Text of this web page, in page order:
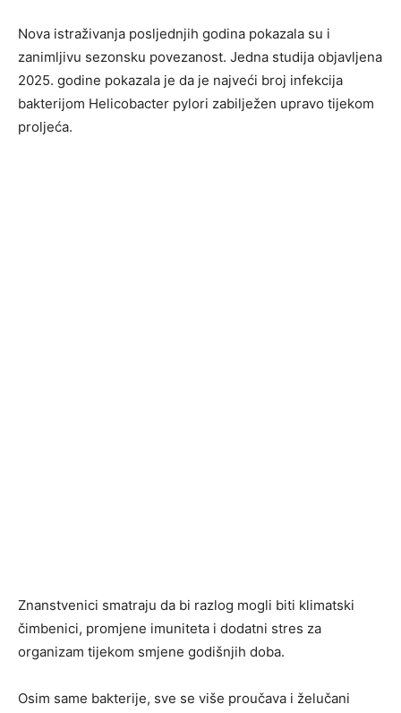
Nova istraživanja posljednjih godina pokazala su i
zanimljivu sezonsku povezanost. Jedna studija objavljena
2025. godine pokazala je da je najveći broj infekcija
bakterijom Helicobacter pylori zabilježen upravo tijekom
proljeća.
Znanstvenici smatraju da bi razlog mogli biti klimatski
čimbenici, promjene imuniteta i dodatni stres za
organizam tijekom smjene godišnjih doba.
Osim same bakterije, sve se više proučava i želučani